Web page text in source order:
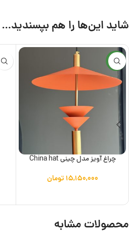
شاید این‌ها را هم بپسندید…
جدید
چراغ آویز مدل چینی China hat
۱۵,۱۵۰,۰۰۰ تومان
محصولات مشابه